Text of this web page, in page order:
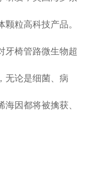
粒高科技产品。
牙椅管路微生物超
无论是细菌、病
因都将被擒获、